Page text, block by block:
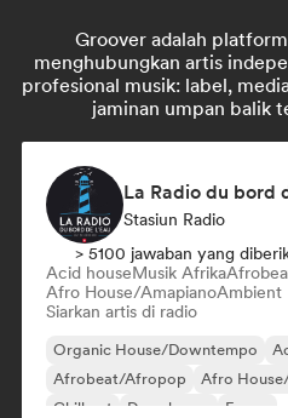
Groover adalah
menghubungkan artis
profesional musik: label,
jaminan umpan balik
Stasiun Radio
> 5100 jawaban yang
Acid houseMusik Afrika
Afro House/AmapianoAmbient
Siarkan artis di radio
Organic House/Downtempo
Afrobeat/Afropop
Afro
Chill out
Deep house E-pop